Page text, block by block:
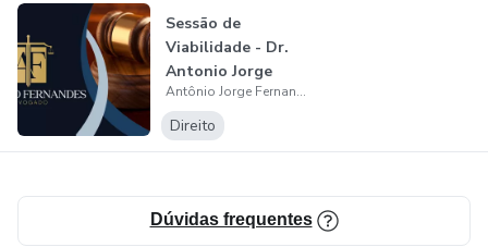
Sessão de
Viabilidade - Dr.
Antonio Jorge
Fernandes
Antônio Jorge Fernandes
Direito
Dúvidas frequentes